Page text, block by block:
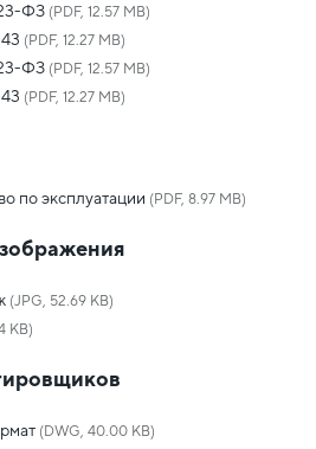
ФЗ (PDF, 12.57 MB)
(PDF, 12.27 MB)
ФЗ (PDF, 12.57 MB)
(PDF, 12.27 MB)
по эксплуатации (PDF, 8.97 MB)
(JPG, 52.69 KB)
KB)
(DWG, 40.00 KB)